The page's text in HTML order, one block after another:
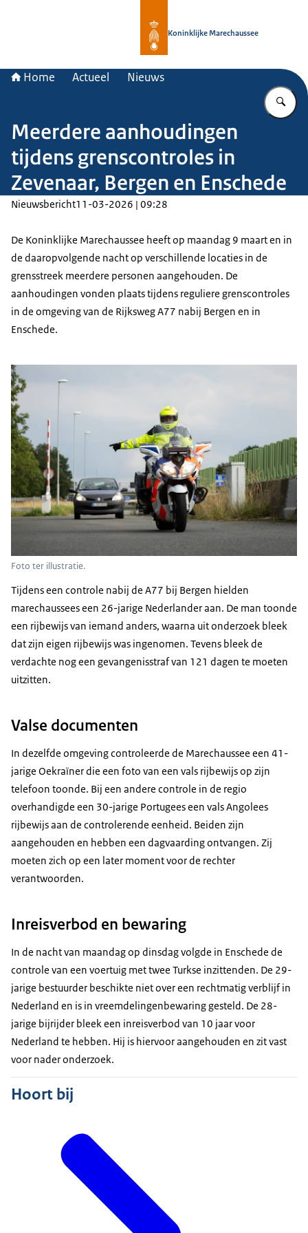
Koninklijke Marechaussee
Home Actueel Nieuws
Meerdere aanhoudingen
tijdens grenscontroles in
Zevenaar, Bergen en Enschede
Nieuwsbericht11-03-2026 | 09:28
De Koninklijke Marechaussee heeft op maandag 9 maart en in
de daaropvolgende nacht op verschillende locaties in de
grensstreek meerdere personen aangehouden. De
aanhoudingen vonden plaats tijdens reguliere grenscontroles
in de omgeving van de Rijksweg A77 nabij Bergen en in
Enschede.
Foto ter illustratie.
Tijdens een controle nabij de A77 bij Bergen hielden
marechaussees een 26-jarige Nederlander aan. De man toonde
een rijbewijs van iemand anders, waarna uit onderzoek bleek
dat zijn eigen rijbewijs was ingenomen. Tevens bleek de
verdachte nog een gevangenisstraf van 121 dagen te moeten
uitzitten.
Valse documenten
In dezelfde omgeving controleerde de Marechaussee een 41-
jarige Oekraïner die een foto van een vals rijbewijs op zijn
telefoon toonde. Bij een andere controle in de regio
overhandigde een 30-jarige Portugees een vals Angolees
rijbewijs aan de controlerende eenheid. Beiden zijn
aangehouden en hebben een dagvaarding ontvangen. Zij
moeten zich op een later moment voor de rechter
verantwoorden.
Inreisverbod en bewaring
In de nacht van maandag op dinsdag volgde in Enschede de
controle van een voertuig met twee Turkse inzittenden. De 29-
jarige bestuurder beschikte niet over een rechtmatig verblijf in
Nederland en is in vreemdelingenbewaring gesteld. De 28-
jarige bijrijder bleek een inreisverbod van 10 jaar voor
Nederland te hebben. Hij is hiervoor aangehouden en zit vast
voor nader onderzoek.
Hoort bij